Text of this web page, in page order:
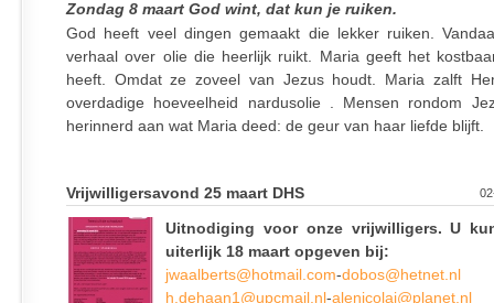
Zondag 8 maart God wint, dat kun je ruiken.
God heeft veel dingen gemaakt die lekker ruiken.
verhaal over olie die heerlijk ruikt. Maria geeft het
heeft. Omdat ze zoveel van Jezus houdt. Maria zalft
overdadige hoeveelheid nardusolie . Mensen rondom
herinnerd aan wat Maria deed: de geur van haar liefde blijft.
Vrijwilligersavond 25 maart DHS
Uitnodiging voor onze vrijwilligers. U
uiterlijk 18 maart opgeven bij:
jwaalberts@hotmail.com-dobos@hetnet.nl
h.dehaan1@upcmail.nl -alenicolai@planet.nl